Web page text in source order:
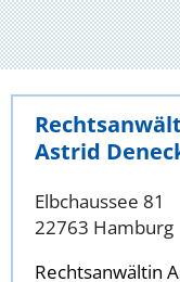
Astrid
Elbchaussee 81
22763 Hamburg
Rechtsanwältin